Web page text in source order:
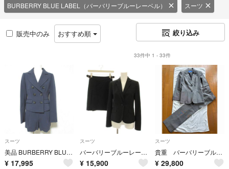
BURBERRY BLUE LABEL（バーバリーブルーレーベル） スーツ
販売中のみ おすすめ順 絞り込み
33件中 1 - 33件
スーツ
美品 BURBERRY BLUE LABEL バーバリーブルーレーベル 裏地ノバチェック ダブルジャケット ショートパンツ セットアップ 36 ネイビー レディース 古着 中古 USED
¥ 17,995
スーツ
バーバリーブルーレーベル スーツ セットアップ ジャケット スカート 36 34
¥ 15,900
スーツ
貴重 バーバリーブルーレーベル シルバー ビジネススーツ パンツスーツ上下 38
¥ 29,800